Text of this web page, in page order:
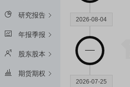
研究报告
年报季报
股东股本
期货期权
2026-08-04
2026-07-25